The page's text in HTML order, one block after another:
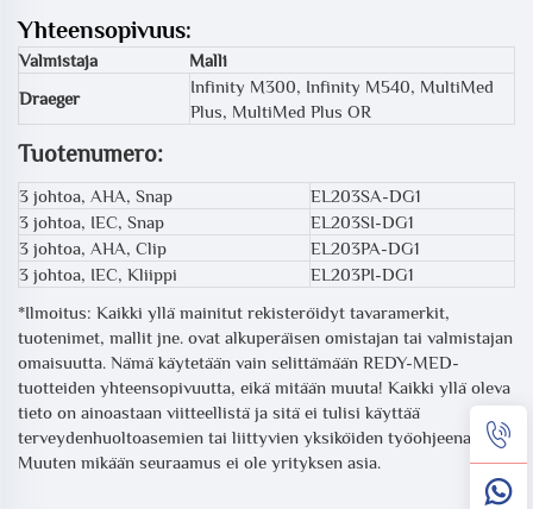
Yhteensopivuus:
Valmistaja
Malli
Draeger
Infinity M300, Infinity M540, MultiMed
Plus, MultiMed Plus OR
Tuotenumero:
3 johtoa, AHA, Snap
EL203SA-DG1
3 johtoa, IEC, Snap
EL203SI-DG1
3 johtoa, AHA, Clip
EL203PA-DG1
3 johtoa, IEC, Kliippi
EL203PI-DG1
*Ilmoitus: Kaikki yllä mainitut rekisteröidyt tavaramerkit,
tuotenimet, mallit jne. ovat alkuperäisen omistajan tai valmistajan
omaisuutta. Nämä käytetään vain selittämään REDY-MED-
tuotteiden yhteensopivuutta, eikä mitään muuta! Kaikki yllä oleva
tieto on ainoastaan viitteellistä ja sitä ei tulisi käyttää
terveydenhuoltoasemien tai liittyvien yksiköiden työohjeena.
Muuten mikään seuraamus ei ole yrityksen asia.